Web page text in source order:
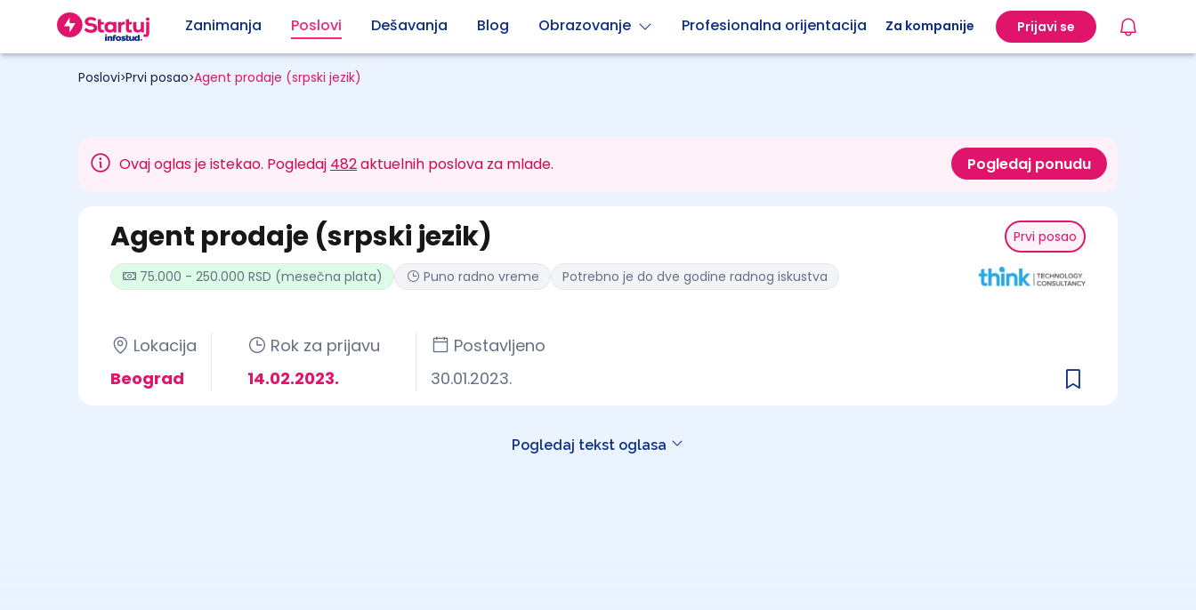
Zanimanja Poslovi Dešavanja Blog Obrazovanje Profesionalna orijentacija Za kompanije Prijavi se
Poslovi>Prvi posao>Agent prodaje (srpski jezik)
Ovaj oglas je istekao. Pogledaj 482aktuelnih poslova za mlade. Pogledaj ponudu
Prvi posao
Agent prodaje (srpski jezik)
Lokacija
Beograd
Rok za prijavu
14.02.2023.
Postavljeno
30.01.2023.
75.000 - 250.000 RSD (mesečna plata) Puno radno vreme Potrebno je do dve godine radnog iskustva
Pogledaj tekst oglasa